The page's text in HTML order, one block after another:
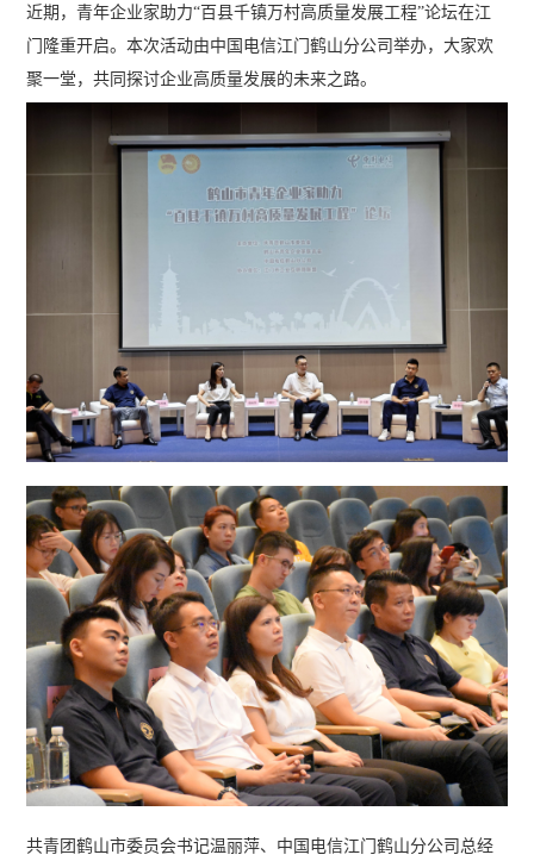
近期，青年企业家助力“百县千镇万村高质量发展工程”论坛在江
门隆重开启。本次活动由中国电信江门鹤山分公司举办，大家欢
聚一堂，共同探讨企业高质量发展的未来之路。
共青团鹤山市委员会书记温丽萍、中国电信江门鹤山分公司总经